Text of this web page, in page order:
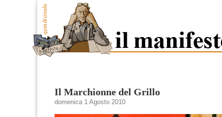
Il Marchionne del Grillo
domenica 1 Agosto 2010